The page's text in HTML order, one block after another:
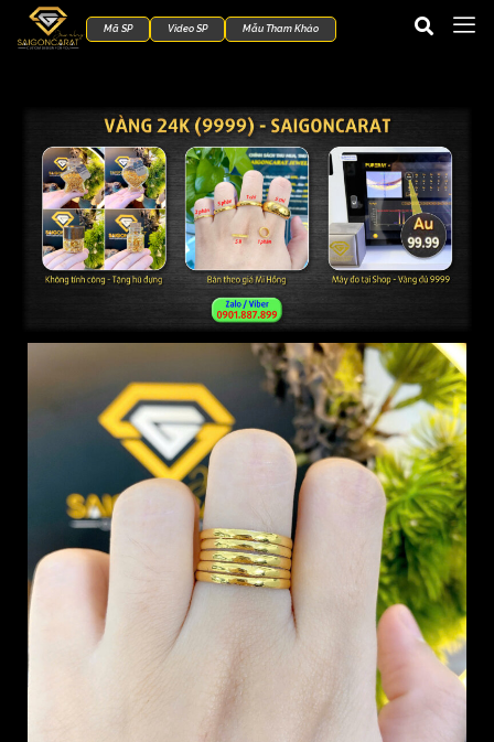
Mã SP Video SP Mẫu Tham Khảo